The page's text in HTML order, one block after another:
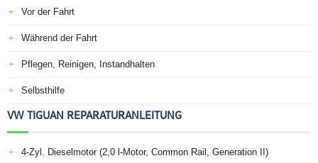
Vor der Fahrt
Während der Fahrt
Pflegen, Reinigen, Instandhalten
Selbsthilfe
VW TIGUAN REPARATURANLEITUNG
4-Zyl. Dieselmotor (2,0 l-Motor, Common Rail, Generation II)